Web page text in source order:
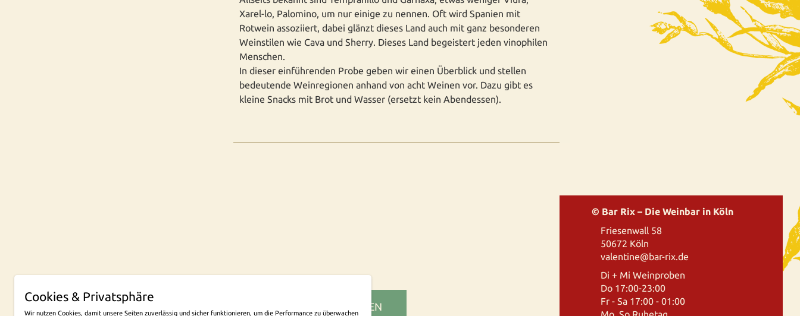
Xarel-lo, Palomino, um nur einige zu nennen. Oft wird Spanien mit
Rotwein assoziiert, dabei glänzt dieses Land auch mit ganz besonderen
Weinstilen wie Cava und Sherry. Dieses Land begeistert jeden vinophilen
Menschen.
In dieser einführenden Probe geben wir einen Überblick und stellen
bedeutende Weinregionen anhand von acht Weinen vor. Dazu gibt es
kleine Snacks mit Brot und Wasser (ersetzt kein Abendessen).
NEWSLETTER ABONNIEREN
© Bar Rix – Die Weinbar in Köln
Friesenwall 58
50672 Köln
valentine@bar-rix.de
Di + Mi Weinproben
Do 17:00-23:00
Fr - Sa 17:00 - 01:00
Cookies & Privatsphäre
Wir nutzen Cookies, damit unsere Seiten zuverlässig und sicher funktionieren, um die Performance zu überwachen